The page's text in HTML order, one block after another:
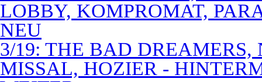
LOBBY, KOMPROMAT,
NEU
3/19: THE BAD
MISSAL, HOZIER -